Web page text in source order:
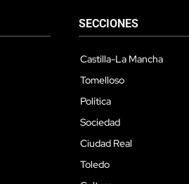
SECCIONES
Castilla-La Mancha
Tomelloso
Política
Sociedad
Ciudad Real
Toledo